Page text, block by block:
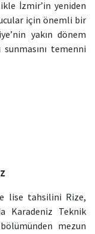
İzmir’in yeniden
için önemli bir
yakın dönem
temenni
lise tahsilini Rize,
Karadeniz Teknik
mezun